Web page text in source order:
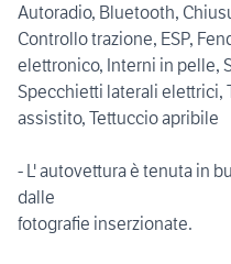
Autoradio, Bluetooth,
Controllo trazione, ESP,
elettronico, Interni in pelle,
Specchietti laterali elettrici,
assistito, Tettuccio apribile
- L' autovettura è tenuta in
dalle
fotografie inserzionate.